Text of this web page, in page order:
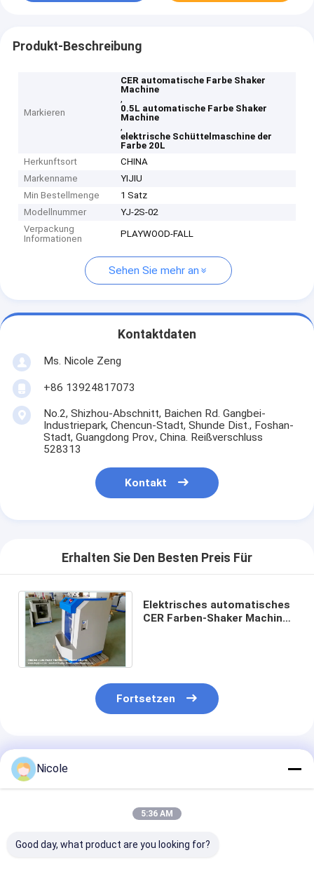
Produkt-Beschreibung
Markieren
CER automatische Farbe Shaker
Machine
,
0.5L automatische Farbe Shaker
Machine
,
elektrische Schüttelmaschine der
Farbe 20L
Herkunftsort
CHINA
Markenname
YIJIU
Min Bestellmenge
1 Satz
Modellnummer
YJ-2S-02
Verpackung
Informationen
PLAYWOOD-FALL
Sehen Sie mehr an
Kontaktdaten
Ms. Nicole Zeng
+86 13924817073
No.2, Shizhou-Abschnitt, Baichen Rd. Gangbei-
Industriepark, Chencun-Stadt, Shunde Dist., Foshan-
Stadt, Guangdong Prov., China. Reißverschluss
528313
Kontakt
Erhalten Sie Den Besten Preis Für
Elektrisches automatisches
CER Farben-Shaker Machines
Fortsetzen
Empfohlene Produkte
Nicole
5:36 AM
Good day, what product are you looking for?